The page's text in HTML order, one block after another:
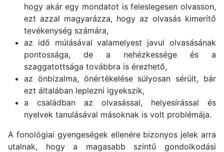
hogy akár egy mondatot is feleslegesen olvasson,
ezt azzal magyarázza, hogy az olvasás kimerítő
tevékenység számára,
az idő múlásával valamelyest javul olvasásának
pontossága, de a nehézkessége és a
szaggatottsága továbbra is érezhető,
az önbizalma, önértékelése súlyosan sérült, bár
ezt általában leplezni igyekszik,
a családban az olvasással, helyesírással és
nyelvek tanulásával másoknak is volt problémája.
A fonológiai gyengeségek ellenére bizonyos jelek arra
utalnak, hogy a magasabb szintű gondolkodási